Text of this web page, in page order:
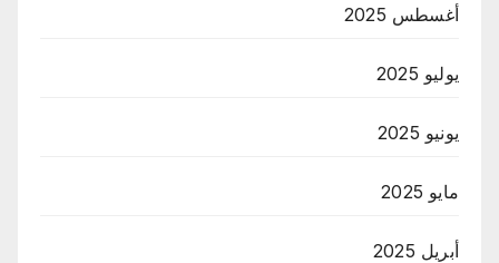
أغسطس 2025
يوليو 2025
يونيو 2025
مايو 2025
أبريل 2025